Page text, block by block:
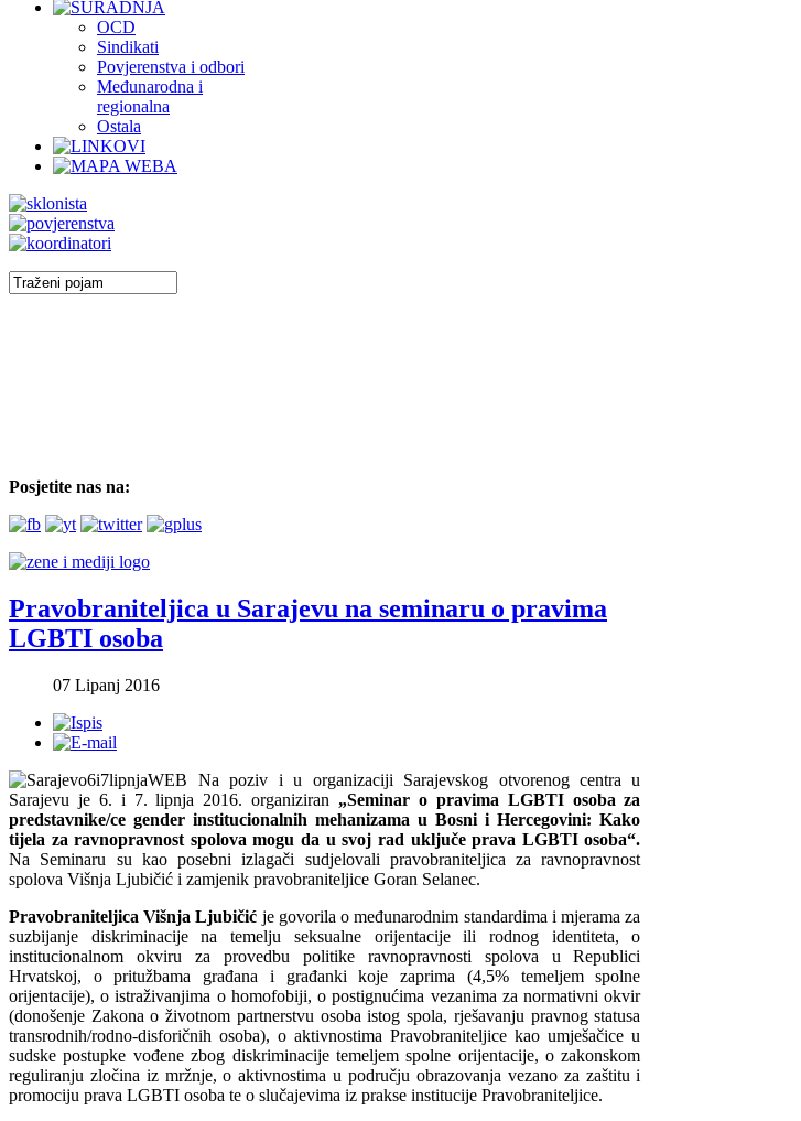
OCD
Sindikati
Povjerenstva i odbori
Međunarodna i
regionalna
Ostala
Posjetite nas na:
Pravobraniteljica u Sarajevu na seminaru o pravima
LGBTI osoba
07 Lipanj 2016
Na poziv i u organizaciji Sarajevskog otvorenog centra u
Sarajevu je 6. i 7. lipnja 2016. organiziran „Seminar o pravima LGBTI osoba za
predstavnike/ce gender institucionalnih mehanizama u Bosni i Hercegovini: Kako
tijela za ravnopravnost spolova mogu da u svoj rad uključe prava LGBTI osoba“.
Na Seminaru su kao posebni izlagači sudjelovali pravobraniteljica za ravnopravnost
spolova Višnja Ljubičić i zamjenik pravobraniteljice Goran Selanec.
Pravobraniteljica Višnja Ljubičić je govorila o međunarodnim standardima i mjerama za
suzbijanje diskriminacije na temelju seksualne orijentacije ili rodnog identiteta, o
institucionalnom okviru za provedbu politike ravnopravnosti spolova u Republici
Hrvatskoj, o pritužbama građana i građanki koje zaprima (4,5% temeljem spolne
orijentacije), o istraživanjima o homofobiji, o postignućima vezanima za normativni okvir
(donošenje Zakona o životnom partnerstvu osoba istog spola, rješavanju pravnog statusa
transrodnih/rodno-disforičnih osoba), o aktivnostima Pravobraniteljice kao umješačice u
sudske postupke vođene zbog diskriminacije temeljem spolne orijentacije, o zakonskom
reguliranju zločina iz mržnje, o aktivnostima u području obrazovanja vezano za zaštitu i
promociju prava LGBTI osoba te o slučajevima iz prakse institucije Pravobraniteljice.